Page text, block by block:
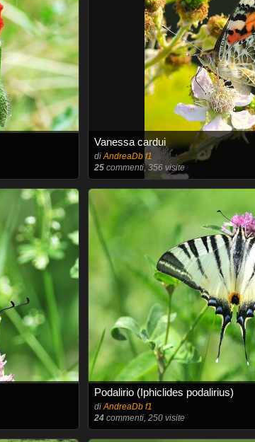
Vanessa cardui
diAndreaDb f1
25 commenti, 356 visite
Podalirio (Iphiclides podalirius)
diAndreaDb f1
24 commenti, 250 visite